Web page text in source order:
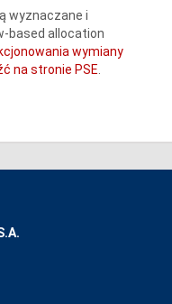
wyznaczane i
based allocation
wymiany
na stronie PSE